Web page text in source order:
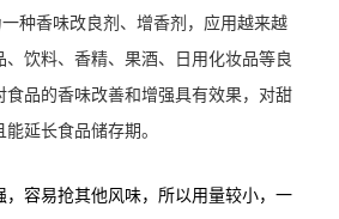
种香味改良剂、增香剂，应用越来越
、饮料、香精、果酒、日用化妆品等良
品的香味改善和增强具有效果，对甜
延长食品储存期。
，容易抢其他风味，所以用量较小，一